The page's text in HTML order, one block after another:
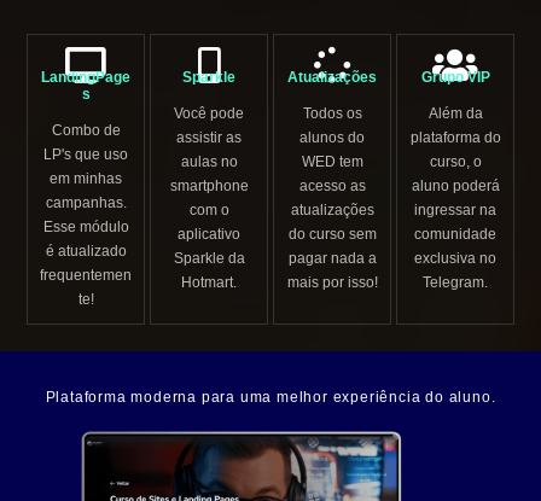
LandingPage
s
Combo de
LP's que uso
em minhas
campanhas.
Esse módulo
é atualizado
frequentemen
te!
Sparkle
Você pode
assistir as
aulas no
smartphone
com o
aplicativo
Sparkle da
Hotmart.
Atualizações
Todos os
alunos do
WED tem
acesso as
atualizações
do curso sem
pagar nada a
mais por isso!
Grupo VIP
Além da
plataforma do
curso, o
aluno poderá
ingressar na
comunidade
exclusiva no
Telegram.
Plataforma moderna para uma melhor experiência do aluno.